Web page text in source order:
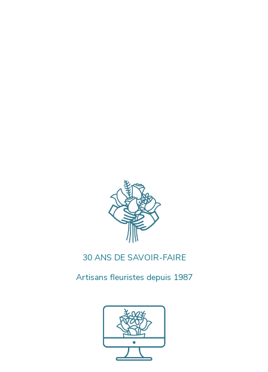
30 ANS DE SAVOIR-FAIRE
Artisans fleuristes depuis 1987